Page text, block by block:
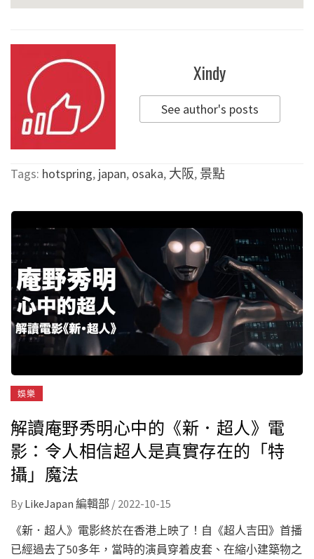
Xindy
See author's posts
Tags: hotspring, japan, osaka, 大阪, 景點
娛樂
解讀庵野秀明心中的《新．超人》電
影：令人相信超人是真實存在的「特
攝」魔法
By LikeJapan 編輯部 / 2022-10-15
《新．超人》電影終於在香港上映了！自《超人吉田》首播
已經過去了50多年，當時的演員穿着皮套、在縮小建築物之